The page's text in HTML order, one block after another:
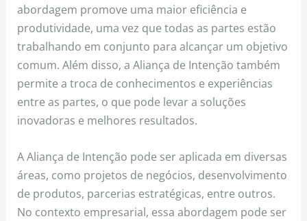
abordagem promove uma maior eficiência e
produtividade, uma vez que todas as partes estão
trabalhando em conjunto para alcançar um objetivo
comum. Além disso, a Aliança de Intenção também
permite a troca de conhecimentos e experiências
entre as partes, o que pode levar a soluções
inovadoras e melhores resultados.
A Aliança de Intenção pode ser aplicada em diversas
áreas, como projetos de negócios, desenvolvimento
de produtos, parcerias estratégicas, entre outros.
No contexto empresarial, essa abordagem pode ser